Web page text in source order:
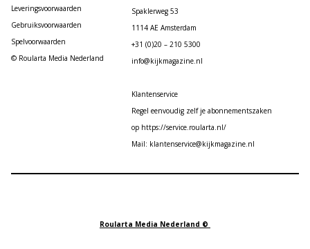
Leveringsvoorwaarden
Gebruiksvoorwaarden
Spelvoorwaarden
© Roularta Media Nederland
Spaklerweg 53
1114 AE Amsterdam
+31 (0)20 – 210 5300
info@kijkmagazine.nl
Klantenservice
Regel eenvoudig zelf je abonnementszaken
op https://service.roularta.nl/
Mail: klantenservice@kijkmagazine.nl
Roularta Media Nederland ©